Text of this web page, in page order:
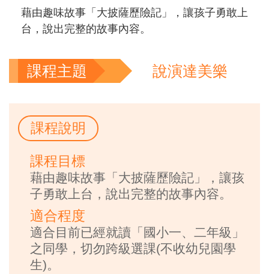
藉由趣味故事「大披薩歷險記」，讓孩子勇敢上
台，說出完整的故事內容。
課程主題 說演達美樂
課程說明
課程目標
藉由趣味故事「大披薩歷險記」，讓孩
子勇敢上台，說出完整的故事內容。
適合程度
適合目前已經就讀「國小一、二年級」
之同學，切勿跨級選課(不收幼兒園學
生)。